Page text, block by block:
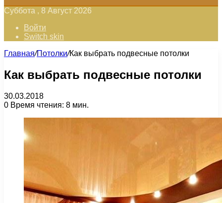
Суббота , 8 Август 2026
Войти
Switch skin
Главная/Потолки/Как выбрать подвесные потолки
Как выбрать подвесные потолки
30.03.2018
0 Время чтения: 8 мин.